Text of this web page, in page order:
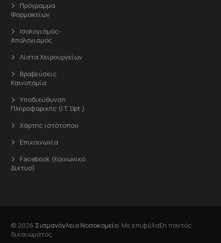
Πρόγραμμα
Φαρμακείων
Ισολογισμός-
Απολογισμός
Λίστα Χειρουργείων
Βραβεύσεις
Καινοτομία
Υποδιεύθυνση
Πληροφορικής (I.T. Dpt.)
Χάρτης ιστότοπου
Επικοινωνία
Facebook (Κοινωνικό
Δίκτυο)
© 2026 Σισμανόγλειο Νοσοκομείο . Με επιφύλαξη παντός
δικαιώματος.